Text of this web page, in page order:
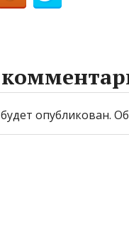
опубликован.